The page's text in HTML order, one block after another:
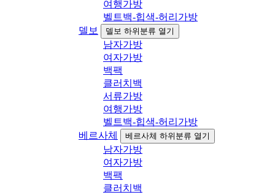
여행가방
벨트백-힙색-허리가방
델보
델보 하위분류 열기
남자가방
여자가방
백팩
클러치백
서류가방
여행가방
벨트백-힙색-허리가방
베르사체
베르사체 하위분류 열기
남자가방
여자가방
백팩
클러치백